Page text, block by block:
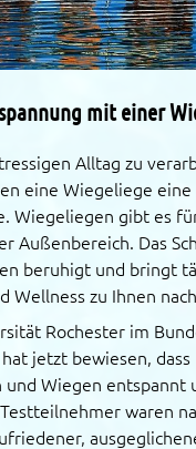
mit einer
Alltag zu
eine Wiegeliege eine
Wiegeliegen gibt es
Außenbereich. Das
beruhigt und bringt
Wellness zu Ihnen
Rochester im
hat jetzt bewiesen, dass
und Wiegen entspannt
waren